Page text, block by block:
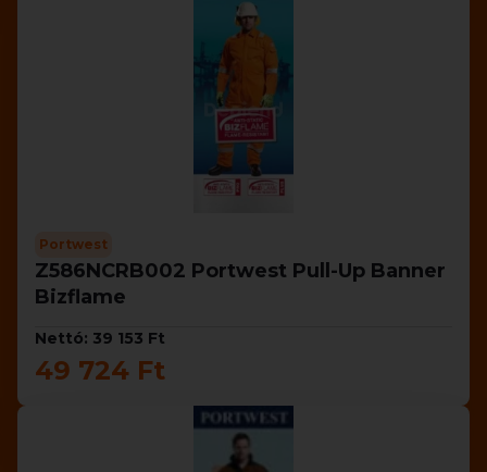
Portwest
Z586NCRB002 Portwest Pull-Up Banner
Bizflame
Nettó: 39 153 Ft
49 724 Ft